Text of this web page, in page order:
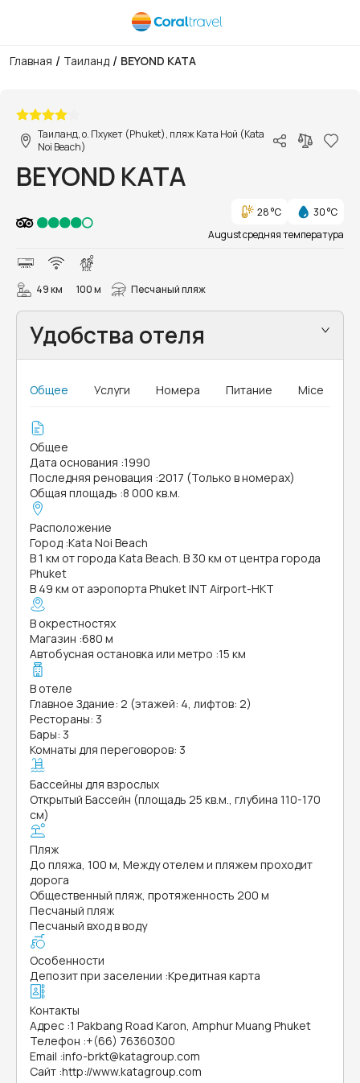
Главная / Таиланд / BEYOND KATA
Таиланд, о. Пхукет (Phuket), пляж Ката Ной (Kata
Noi Beach)
BEYOND KATA
28 °C
30 °C
August средняя температура
49 км 100 м Песчаный пляж
Удобства отеля
Общее Услуги Номера Питание Mice
Общее
Дата основания :1990
Последняя реновация :2017 (Только в номерах)
Общая площадь :8 000 кв.м.
Расположение
Город :Kata Noi Beach
В 1 км от города Kata Beach. В 30 км от центра города
Phuket
В 49 км от аэропорта Phuket INT Airport-HKT
В окрестностях
Магазин :680 м
Автобусная остановка или метро :15 км
В отеле
Главное Здание: 2 (этажей: 4, лифтов: 2)
Рестораны: 3
Бары: 3
Комнаты для переговоров: 3
Бассейны для взрослых
Открытый Бассейн (площадь 25 кв.м., глубина 110-170
см)
Пляж
До пляжа, 100 м, Между отелем и пляжем проходит
дорога
Общественный пляж, протяженность 200 м
Песчаный пляж
Песчаный вход в воду
Особенности
Депозит при заселении :Кредитная карта
Контакты
Адрес :1 Pakbang Road Karon, Amphur Muang Phuket
Телефон :+(66) 76360300
Email :info-brkt@katagroup.com
Сайт :http://www.katagroup.com